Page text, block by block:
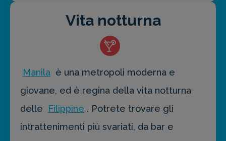
Vita notturna
Manila è una metropoli moderna e
giovane, ed è regina della vita notturna
delle
Filippine . Potrete trovare gli
intrattenimenti più svariati, da bar e